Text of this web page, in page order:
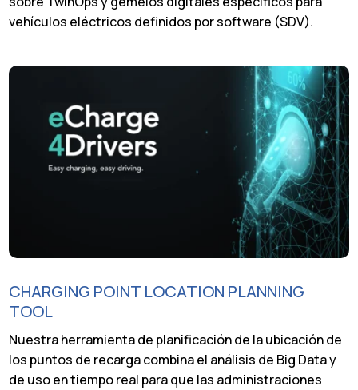
vehículos eléctricos definidos por software (SDV).
CHARGING POINT LOCATION PLANNING
TOOL
Nuestra herramienta de planificación de la ubicación de
los puntos de recarga combina el análisis de Big Data y
de uso en tiempo real para que las administraciones